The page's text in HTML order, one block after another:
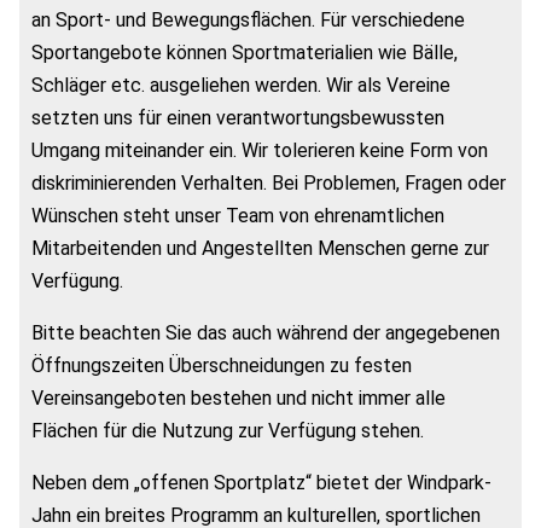
an Sport- und Bewegungsflächen. Für verschiedene
Sportangebote können Sportmaterialien wie Bälle,
Schläger etc. ausgeliehen werden. Wir als Vereine
setzten uns für einen verantwortungsbewussten
Umgang miteinander ein. Wir tolerieren keine Form von
diskriminierenden Verhalten. Bei Problemen, Fragen oder
Wünschen steht unser Team von ehrenamtlichen
Mitarbeitenden und Angestellten Menschen gerne zur
Verfügung.
Bitte beachten Sie das auch während der angegebenen
Öffnungszeiten Überschneidungen zu festen
Vereinsangeboten bestehen und nicht immer alle
Flächen für die Nutzung zur Verfügung stehen.
Neben dem „offenen Sportplatz“ bietet der Windpark-
Jahn ein breites Programm an kulturellen, sportlichen